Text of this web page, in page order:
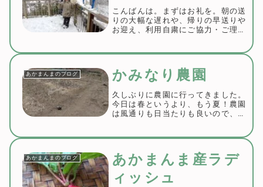
こんばんは。まずはお礼を。朝の送
りの大幅な遅れや、帰りの早送りや
お迎え、利用自粛にご協力・ご理解
に感謝しかありません。昨日今日と
雪が降りました。リンクのサンデッ
キもご覧の通り。運...
あかまんまのブログ かみなり農園
久しぶりに農園に行ってきました。
今日は春というより、もう夏！農園
は風通りも日当たりも良いので、無
前の由来は農園がある場所の雷神山
から名付けました。冬の間ほったら
かしにしてしまっ...
あかまんまのブログ
あかまんま産ラデ
ィッシュ